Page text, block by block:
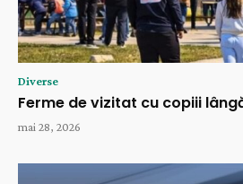
Diverse
Ferme de vizitat cu copiii
mai 28, 2026